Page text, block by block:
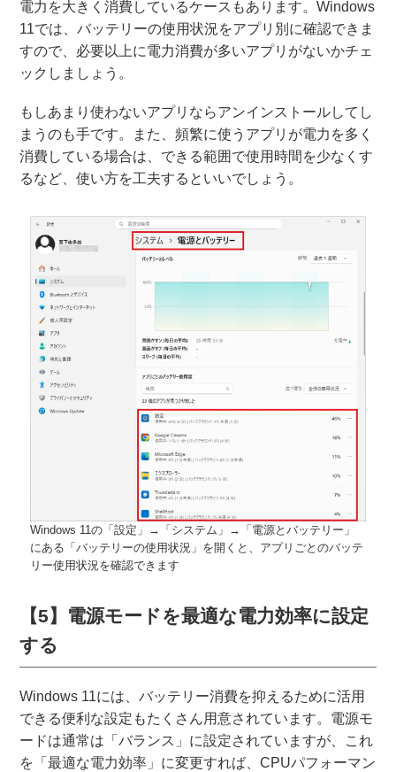
電力を大きく消費しているケースもあります。Windows
11では、バッテリーの使用状況をアプリ別に確認できま
すので、必要以上に電力消費が多いアプリがないかチェ
ックしましょう。
もしあまり使わないアプリならアンインストールしてし
まうのも手です。また、頻繁に使うアプリが電力を多く
消費している場合は、できる範囲で使用時間を少なくす
るなど、使い方を工夫するといいでしょう。
Windows 11の「設定」→「システム」→「電源とバッテリー」
にある「バッテリーの使用状況」を開くと、アプリごとのバッテ
リー使用状況を確認できます
【5】電源モードを最適な電力効率に設定
する
Windows 11には、バッテリー消費を抑えるために活用
できる便利な設定もたくさん用意されています。電源モ
ードは通常は「バランス」に設定されていますが、これ
を「最適な電力効率」に変更すれば、CPUパフォーマン